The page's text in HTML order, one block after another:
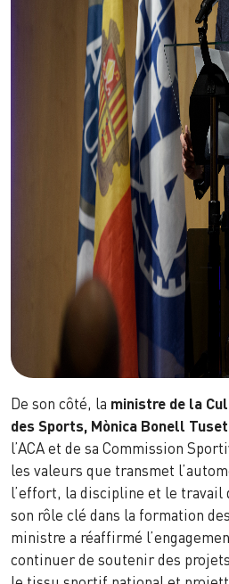
De son côté, la ministre de la
des Sports, Mònica Bonell Tuset
l’ACA et de sa Commission
les valeurs que transmet
l’effort, la discipline et le travail
son rôle clé dans la formation
ministre a réaffirmé
continuer de soutenir des